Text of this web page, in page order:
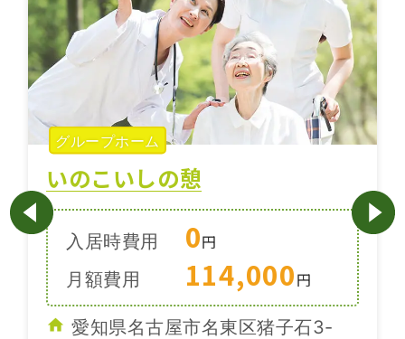
グループホーム
いのこいしの憩
入居時費用 0円
月額費用
114,000円
愛知県名古屋市名東区猪子石3-